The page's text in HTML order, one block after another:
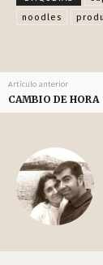
noodles
Artículo anterior
CAMBIO DE HORA